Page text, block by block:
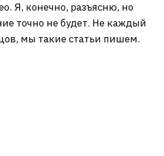
Я, конечно, разъясню, но
точно не будет. Не каждый
мы такие статьи пишем.